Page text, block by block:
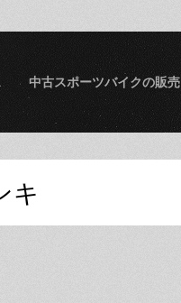
中古スポーツバイクの販売
キ